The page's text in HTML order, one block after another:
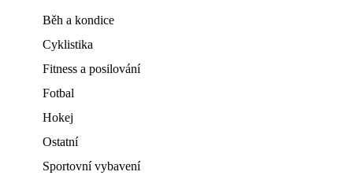
Běh a kondice
Cyklistika
Fitness a posilování
Fotbal
Hokej
Ostatní
Sportovní vybavení